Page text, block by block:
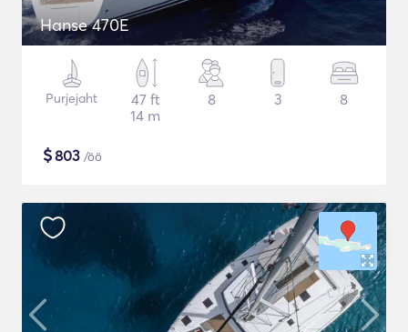
Hanse 470E
Purjejaht
47 ft
14 m
8 3 8
$803 /öö